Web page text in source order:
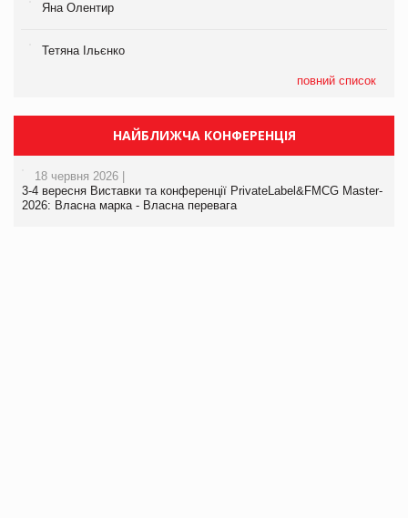
Яна Олентир
Тетяна Ільєнко
повний список
НАЙБЛИЖЧА КОНФЕРЕНЦІЯ
18 червня 2026 |
3-4 вересня Виставки та конференції PrivateLabel&FMCG Master-
2026: Власна марка - Власна перевага